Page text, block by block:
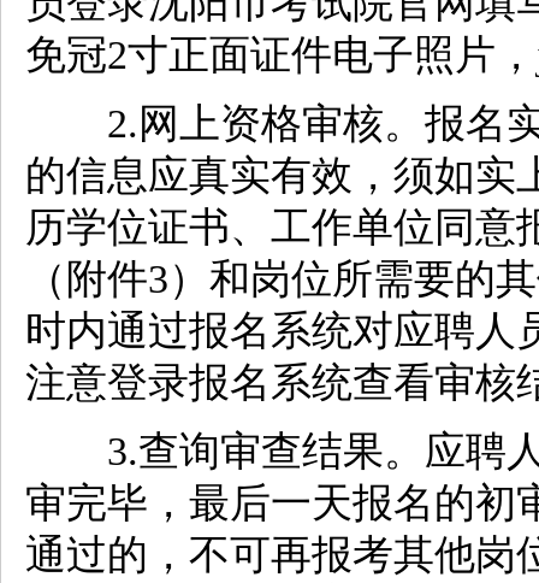
免冠2寸正面证件电子照片
2.网上资格审核。报名实
的信息应真实有效，须如实
历学位证书、工作单位同意
（附件3）和岗位所需要的
时内通过报名系统对应聘人
注意登录报名系统查看审核
3.查询审查结果。应聘人
审完毕，最后一天报名的初
通过的，不可再报考其他岗